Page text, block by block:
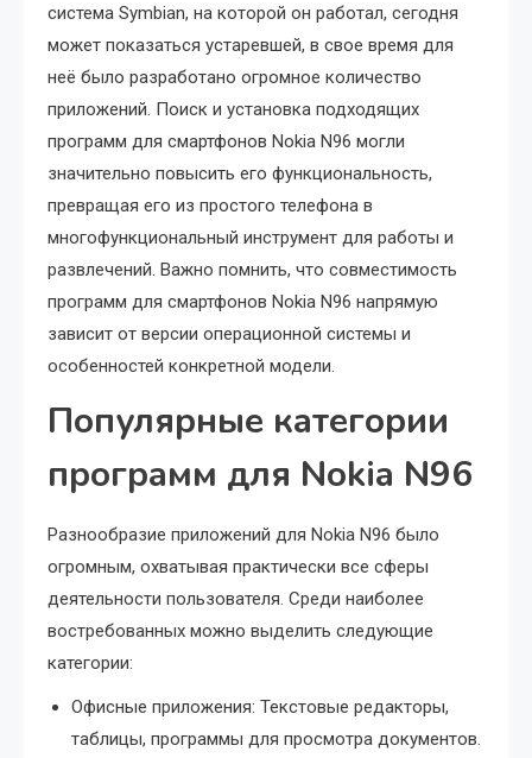
система Symbian, на которой он работал, сегодня
может показаться устаревшей, в свое время для
неё было разработано огромное количество
приложений. Поиск и установка подходящих
программ для смартфонов Nokia N96 могли
значительно повысить его функциональность,
превращая его из простого телефона в
многофункциональный инструмент для работы и
развлечений. Важно помнить, что совместимость
программ для смартфонов Nokia N96 напрямую
зависит от версии операционной системы и
особенностей конкретной модели.
Популярные категории
программ для Nokia N96
Разнообразие приложений для Nokia N96 было
огромным, охватывая практически все сферы
деятельности пользователя. Среди наиболее
востребованных можно выделить следующие
категории:
Офисные приложения: Текстовые редакторы,
таблицы, программы для просмотра документов.